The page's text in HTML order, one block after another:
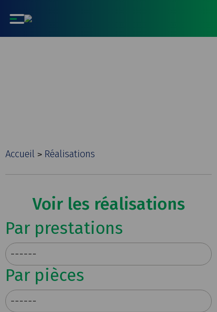
Accueil > Réalisations
Voir les réalisations
Par prestations
Par pièces